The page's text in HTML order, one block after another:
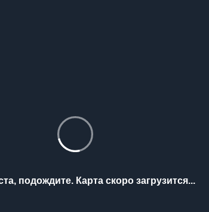
подождите. Карта скоро загрузится...